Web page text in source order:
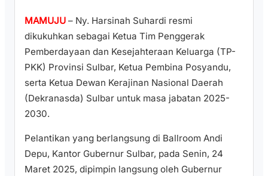
MAMUJU – Ny. Harsinah Suhardi resmi
dikukuhkan sebagai Ketua Tim Penggerak
Pemberdayaan dan Kesejahteraan Keluarga (TP-
PKK) Provinsi Sulbar, Ketua Pembina Posyandu,
serta Ketua Dewan Kerajinan Nasional Daerah
(Dekranasda) Sulbar untuk masa jabatan 2025-
2030.
Pelantikan yang berlangsung di Ballroom Andi
Depu, Kantor Gubernur Sulbar, pada Senin, 24
Maret 2025, dipimpin langsung oleh Gubernur